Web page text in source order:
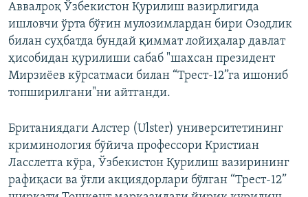
Аввалроқ Ўзбекистон Қурилиш вазирлигида
ишловчи ўрта бўғин мулозимлардан бири Озодлик
билан суҳбатда бундай қиммат лойиҳалар давлат
ҳисобидан қурилиши сабаб "шахсан президент
Мирзиёев кўрсатмаси билан “Трест-12”га ишониб
топширилгани"ни айтганди.
Британиядаги Алстер (Ulster) университетининг
криминология бўйича профессори Кристиан
Ласслетга кўра, Ўзбекистон Қурилиш вазирининг
рафиқаси ва ўғли акциядорлари бўлган “Трест-12”